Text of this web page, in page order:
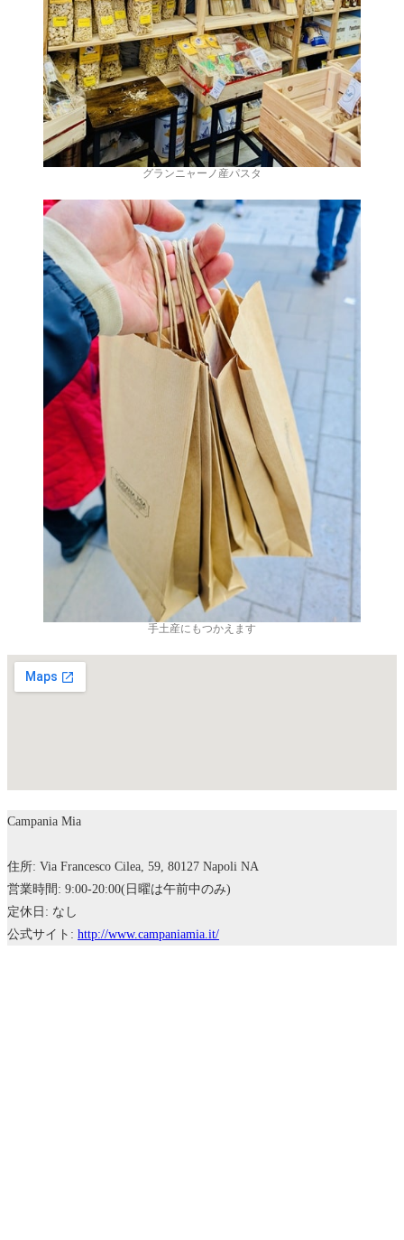
グランニャーノ産パスタ
手土産にもつかえます
Campania Mia
住所: Via Francesco Cilea, 59, 80127 Napoli NA
営業時間: 9:00-20:00(日曜は午前中のみ)
定休日: なし
公式サイト: http://www.campaniamia.it/